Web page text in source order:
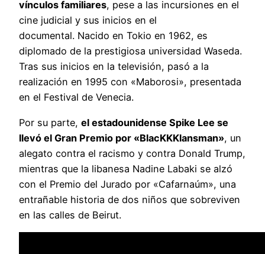
vínculos familiares, pese a las incursiones en el
cine judicial y sus inicios en el
documental. Nacido en Tokio en 1962, es
diplomado de la prestigiosa universidad Waseda.
Tras sus inicios en la televisión, pasó a la
realización en 1995 con «Maborosi», presentada
en el Festival de Venecia.
Por su parte, el estadounidense Spike Lee se
llevó el Gran Premio por «BlacKKKlansman», un
alegato contra el racismo y contra Donald Trump,
mientras que la libanesa Nadine Labaki se alzó
con el Premio del Jurado por «Cafarnaúm», una
entrañable historia de dos niños que sobreviven
en las calles de Beirut.